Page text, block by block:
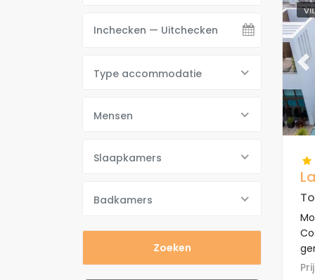
Type accommodatie
Mensen
Slaapkamers
Badkamers